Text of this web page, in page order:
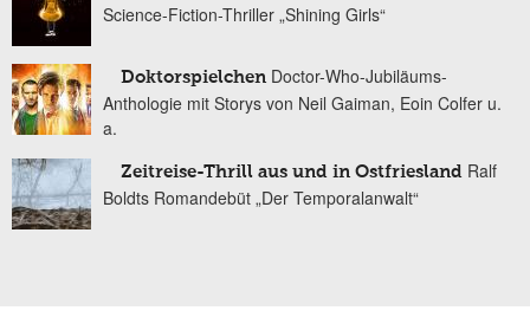
Science-Fiction-Thriller „Shining Girls“
Doktorspielchen Doctor-Who-Jubiläums-
Anthologie mit Storys von Neil Gaiman, Eoin Colfer u.
a.
Zeitreise-Thrill aus und in Ostfriesland Ralf
Boldts Romandebüt „Der Temporalanwalt“